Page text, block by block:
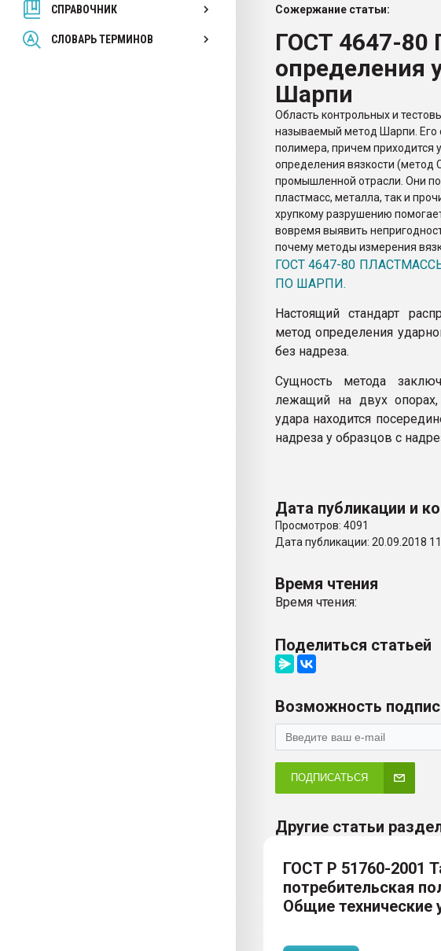
СПРАВОЧНИК
СЛОВАРЬ ТЕРМИНОВ
ПЕРЕЙТИ НА ФОРУМ
Сожержание статьи:
ГОСТ 4647-80
определения
Шарпи
Область контрольных и
называемый метод Шарпи. Его
полимера, причем
определения вязкости (метод
промышленной отрасли. Они
пластмасс, металла, так и
хрупкому разрушению
вовремя выявить
почему методы измерения
ГОСТ 4647-80
ПО ШАРПИ.
Настоящий стандарт
метод определения
без надреза.
Сущность метода
лежащий на двух опорах,
удара находится
надреза у образцов с
Дата публикации и
Просмотров: 4091
Дата публикации: 20.09.2018
Время чтения
Время чтения:
Поделиться статьей
Возможность
ПОДПИСАТЬСЯ
Другие статьи
ГОСТ Р 51760-2001
потребительская
Общие технические